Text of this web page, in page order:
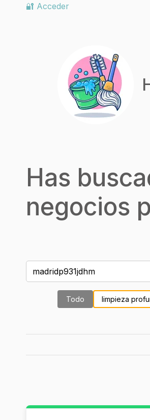
🔐 Acceder
Has
negocios
Todo limpieza